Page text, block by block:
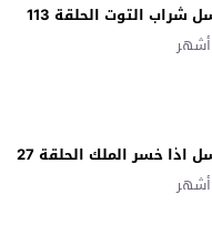
شراب التوت الحلقة 113
اذا خسر الملك الحلقة 27